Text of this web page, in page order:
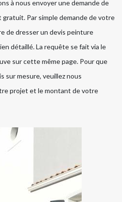
à nous envoyer une demande de
gratuit. Par simple demande de votre
de dresser un devis peinture
détaillé. La requête se fait via le
sur cette même page. Pour que
sur mesure, veuillez nous
projet et le montant de votre